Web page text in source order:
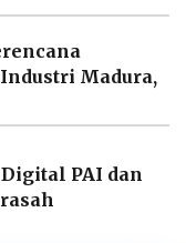
Madura,
PAI dan